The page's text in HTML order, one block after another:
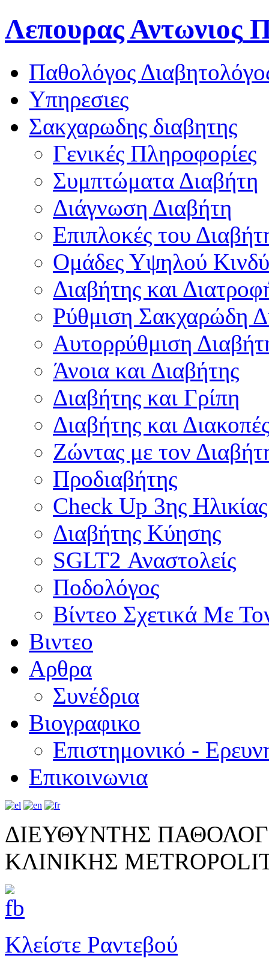
Λεπουρας Αντωνιος
Παθολόγος
Υπηρεσιες
Σακχαρωδης διαβητης
Γενικές Πληροφορίες
Συμπτώματα Διαβήτη
Διάγνωση Διαβήτη
Επιπλοκές του
Oμάδες Υψηλού
Διαβήτης και
Ρύθμιση Σακχαρώδη
Αυτορρύθμιση
Άνοια και Διαβήτης
Διαβήτης και Γρίπη
Διαβήτης και
Ζώντας με τον
Προδιαβήτης
Check Up 3ης Ηλικίας
Διαβήτης Κύησης
SGLT2 Αναστολείς
Ποδολόγος
Βίντεο Σχετικά Με
Βιντεο
Αρθρα
Συνέδρια
Βιογραφικο
Επιστημονικό -
Επικοινωνια
ΔΙΕΥΘΥΝΤΗΣ
ΚΛΙΝΙΚΗΣ
Κλείστε Ραντεβού